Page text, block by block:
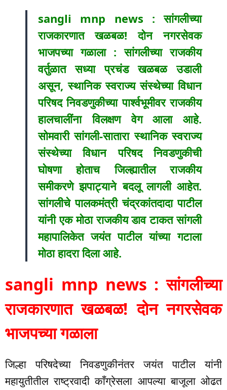
sangli mnp news : सांगलीच्या
राजकारणात खळबळ! दोन नगरसेवक
भाजपच्या गळाला : सांगलीच्या राजकीय
वर्तुळात सध्या प्रचंड खळबळ उडाली
असून, स्थानिक स्वराज्य संस्थेच्या विधान
परिषद निवडणुकीच्या पार्श्वभूमीवर राजकीय
हालचालींना विलक्षण वेग आला आहे.
सोमवारी सांगली-सातारा स्थानिक स्वराज्य
संस्थेच्या विधान परिषद निवडणुकीची
घोषणा होताच जिल्ह्यातील राजकीय
समीकरणे झपाट्याने बदलू लागली आहेत.
सांगलीचे पालकमंत्री चंद्रकांतदादा पाटील
यांनी एक मोठा राजकीय डाव टाकत सांगली
महापालिकेत जयंत पाटील यांच्या गटाला
मोठा हादरा दिला आहे.
sangli mnp news : सांगलीच्या
राजकारणात खळबळ! दोन नगरसेवक
भाजपच्या गळाला
जिल्हा परिषदेच्या निवडणुकीनंतर जयंत पाटील यांनी
महायुतीतील राष्ट्रवादी काँग्रेसला आपल्या बाजूला ओढत